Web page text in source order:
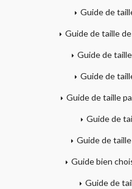
Guide de
Guide de taille
Guide de
Guide de
Guide de taille
Guide de
Guide de
Guide bien
Guide de